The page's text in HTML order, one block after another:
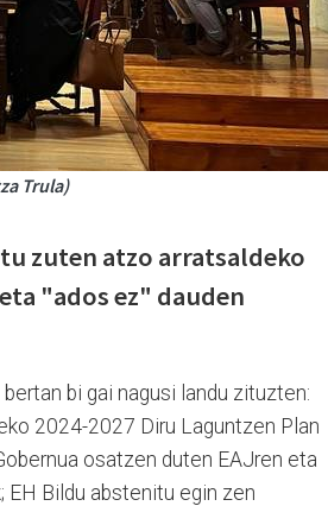
Trula)
zuten atzo arratsaldeko
"ados ez" dauden
bi gai nagusi landu zituzten:
2024-2027 Diru Laguntzen Plan
osatzen duten EAJren eta
EH Bildu abstenitu egin zen